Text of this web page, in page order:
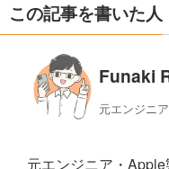
この記事を書いた人
Funaki
元エンジニ
元エンジニア・